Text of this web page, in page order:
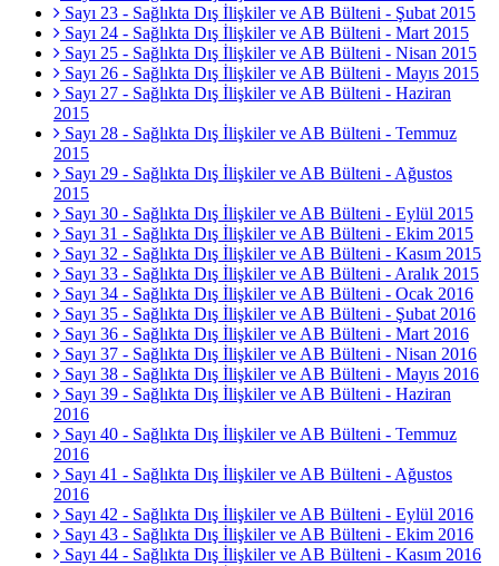
Sayı 23 - Sağlıkta Dış İlişkiler ve AB Bülteni - Şubat 2015
Sayı 24 - Sağlıkta Dış İlişkiler ve AB Bülteni - Mart 2015
Sayı 25 - Sağlıkta Dış İlişkiler ve AB Bülteni - Nisan 2015
Sayı 26 - Sağlıkta Dış İlişkiler ve AB Bülteni - Mayıs 2015
Sayı 27 - Sağlıkta Dış İlişkiler ve AB Bülteni - Haziran
2015
Sayı 28 - Sağlıkta Dış İlişkiler ve AB Bülteni - Temmuz
2015
Sayı 29 - Sağlıkta Dış İlişkiler ve AB Bülteni - Ağustos
2015
Sayı 30 - Sağlıkta Dış İlişkiler ve AB Bülteni - Eylül 2015
Sayı 31 - Sağlıkta Dış İlişkiler ve AB Bülteni - Ekim 2015
Sayı 32 - Sağlıkta Dış İlişkiler ve AB Bülteni - Kasım 2015
Sayı 33 - Sağlıkta Dış İlişkiler ve AB Bülteni - Aralık 2015
Sayı 34 - Sağlıkta Dış İlişkiler ve AB Bülteni - Ocak 2016
Sayı 35 - Sağlıkta Dış İlişkiler ve AB Bülteni - Şubat 2016
Sayı 36 - Sağlıkta Dış İlişkiler ve AB Bülteni - Mart 2016
Sayı 37 - Sağlıkta Dış İlişkiler ve AB Bülteni - Nisan 2016
Sayı 38 - Sağlıkta Dış İlişkiler ve AB Bülteni - Mayıs 2016
Sayı 39 - Sağlıkta Dış İlişkiler ve AB Bülteni - Haziran
2016
Sayı 40 - Sağlıkta Dış İlişkiler ve AB Bülteni - Temmuz
2016
Sayı 41 - Sağlıkta Dış İlişkiler ve AB Bülteni - Ağustos
2016
Sayı 42 - Sağlıkta Dış İlişkiler ve AB Bülteni - Eylül 2016
Sayı 43 - Sağlıkta Dış İlişkiler ve AB Bülteni - Ekim 2016
Sayı 44 - Sağlıkta Dış İlişkiler ve AB Bülteni - Kasım 2016